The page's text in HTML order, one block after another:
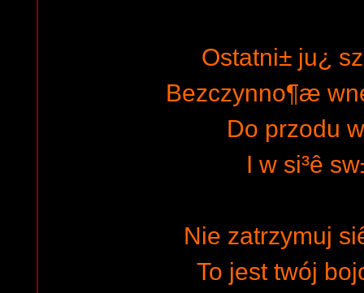
Ostatni± ju¿
Bezczynno¶æ
Do przodu
I w si³ê
Nie zatrzymuj
To jest twój